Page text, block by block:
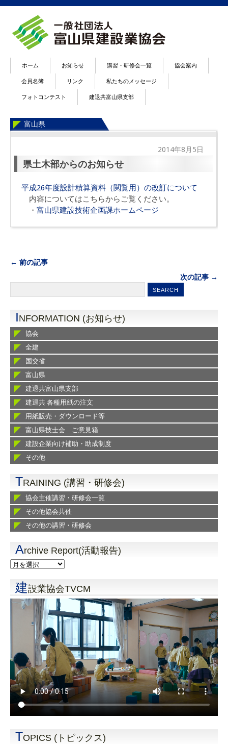
ホーム お知らせ 講習・研修会一覧 協会案内
会員名簿 リンク 私たちのメッセージ
フォトコンテスト 建退共富山県支部
富山県
2014年8月5日
県土木部からのお知らせ
平成26年度設計積算資料（閲覧用）の改訂について
内容についてはこちらからご覧ください。
・富山県建設技術企画課ホームページ
← 前の記事
次の記事 →
INFORMATION (お知らせ)
協会
全建
国交省
富山県
建退共富山県支部
建退共 各種用紙の注文
用紙販売・ダウンロード等
富山県技士会 ご意見箱
建設企業向け補助・助成制度
その他
TRAINING (講習・研修会)
協会主催講習・研修会一覧
その他協会共催
その他の講習・研修会
Archive Report(活動報告)
建設業協会TVCM
TOPICS (トピックス)